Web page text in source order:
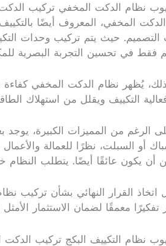
نظام الدكت المخفي تركيب الدكت
المخفي، المعروف أيضًا
التصميم. حيث يتم تركيب وحدات
فقط في تحسين التجربة البصرية
يُظهر نظام الدكت المخفي كفاءة
التكييف ويقلل من استهلاك
الرغم من المميزات الكبيرة، يوجد
أو السبلت، نظرًا للعمالة
أن يكون عائقًا أيضًا. يتطلب
اتخاذ القرار النهائي بشأن تركيب
تفكيرًا معمقًا لضمان الاستثمار
نظام التكييف البكج تركيب الدكت